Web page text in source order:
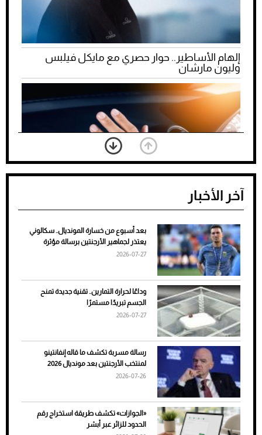
إلهام الأساطير.. حوار حصري مع مايكل فيلبس
وليون مارشان
ضعف تبريد مكيف السيارة عند الوقوف.. أشهر
الأسباب والحلول
7 نصائح لاختيار لون البنطلون المناسب للقميص
الأسود
آخر الأخبار
بعد أسبوع من خسارة المونديال.. سكالوني
يعتذر لجماهير الأرجنتين برسالة مؤثرة
2026-07-27
وداعًا لحرارة التمارين.. تقنية جديدة تمنح
الجسم تبريدًا مستمرًا
2026-07-27
رسالة مسربة تكشف ما قاله إنفانتينو
لمنتخب الأرجنتين بعد مونديال 2026
2026-07-26
«الجوازات» تكشف طريقة استخراج رقم
الحدود للزائر عبر أبشر